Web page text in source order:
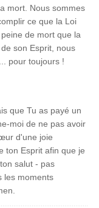
mort. Nous sommes
ce que la Loi
de mort que la
son Esprit, nous
pour toujours !
que Tu as payé un
moi de ne pas avoir
d'une joie
ton Esprit afin que je
salut - pas
les moments